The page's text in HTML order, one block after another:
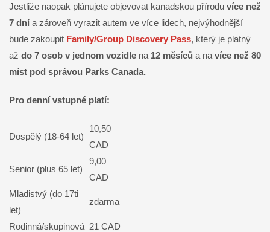
Jestliže naopak plánujete objevovat kanadskou přírodu více než
7 dnía zároveň vyrazit autem ve více lidech, nejvýhodnější
bude zakoupit Family/Group Discovery Pass, který je platný
až do 7 osob v jednom vozidle na 12 měsíců a na více než 80
míst pod správou Parks Canada.
Pro denní vstupné platí:
Dospělý (18-64 let)
10,50
CAD
Senior (plus 65 let)
9,00
CAD
Mladistvý (do 17ti
let)
zdarma
Rodinná/skupinová 21 CAD